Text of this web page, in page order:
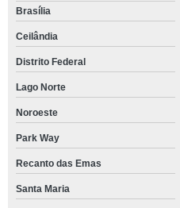
Brasília
Ceilândia
Distrito Federal
Lago Norte
Noroeste
Park Way
Recanto das Emas
Santa Maria